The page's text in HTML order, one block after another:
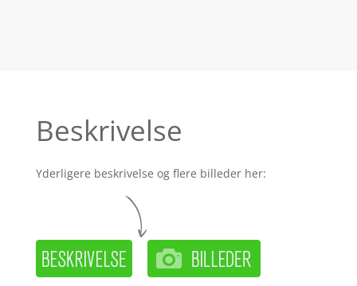
Beskrivelse
Yderligere beskrivelse og flere billeder her: